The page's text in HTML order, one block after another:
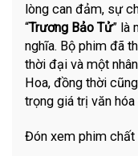
lòng can đảm, sự
“Trương Bảo Tử” là
nghĩa. Bộ phim đã
thời đại và một
Hoa, đồng thời
trọng giá trị văn
Đón xem phim